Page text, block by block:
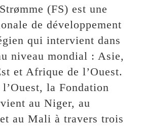
(FS) est une
de développement
qui intervient dans
niveau mondial : Asie,
et Afrique de l’Ouest.
la Fondation
au Niger, au
au Mali à travers trois